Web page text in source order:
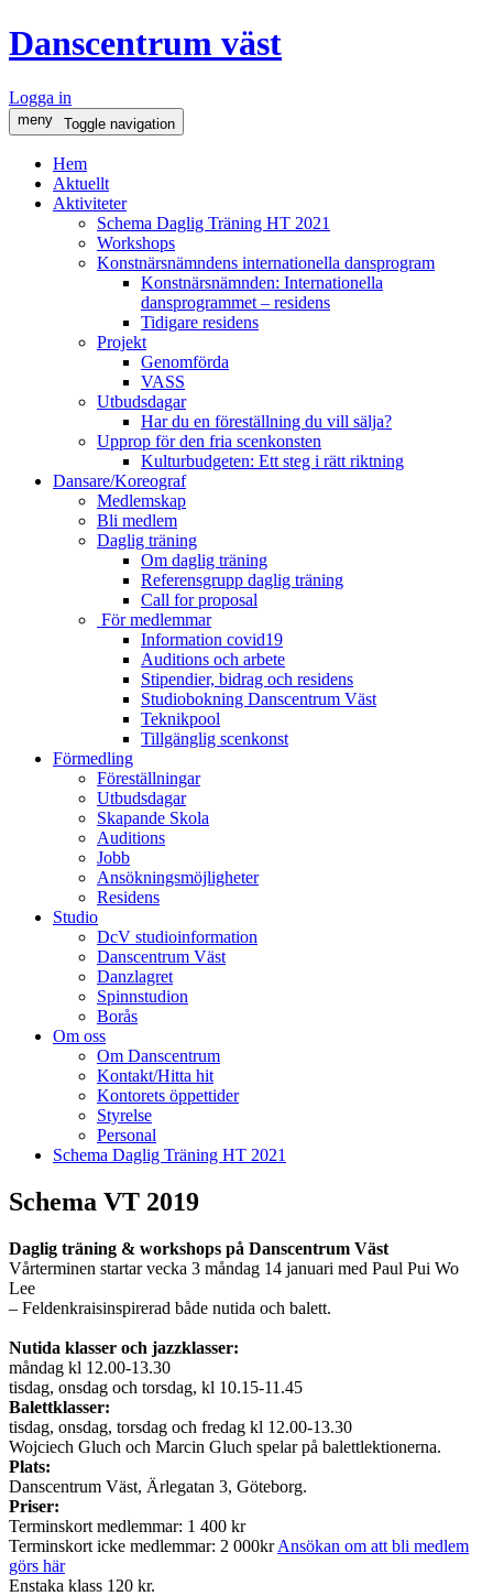
Danscentrum väst
Logga in
meny Toggle navigation
Hem
Aktuellt
Aktiviteter
Schema Daglig Träning HT 2021
Workshops
Konstnärsnämndens internationella dansprogram
Konstnärsnämnden: Internationella
dansprogrammet – residens
Tidigare residens
Projekt
Genomförda
VASS
Utbudsdagar
Har du en föreställning du vill sälja?
Upprop för den fria scenkonsten
Kulturbudgeten: Ett steg i rätt riktning
Dansare/Koreograf
Medlemskap
Bli medlem
Daglig träning
Om daglig träning
Referensgrupp daglig träning
Call for proposal
För medlemmar
Information covid19
Auditions och arbete
Stipendier, bidrag och residens
Studiobokning Danscentrum Väst
Teknikpool
Tillgänglig scenkonst
Förmedling
Föreställningar
Utbudsdagar
Skapande Skola
Auditions
Jobb
Ansökningsmöjligheter
Residens
Studio
DcV studioinformation
Danscentrum Väst
Danzlagret
Spinnstudion
Borås
Om oss
Om Danscentrum
Kontakt/Hitta hit
Kontorets öppettider
Styrelse
Personal
Schema Daglig Träning HT 2021
Schema VT 2019
Daglig träning & workshops på Danscentrum Väst
Vårterminen startar vecka 3 måndag 14 januari med Paul Pui Wo
Lee
– Feldenkraisinspirerad både nutida och balett.
Nutida klasser och jazzklasser:
måndag kl 12.00-13.30
tisdag, onsdag och torsdag, kl 10.15-11.45
Balettklasser:
tisdag, onsdag, torsdag och fredag kl 12.00-13.30
Wojciech Gluch och Marcin Gluch spelar på balettlektionerna.
Plats:
Danscentrum Väst, Ärlegatan 3, Göteborg.
Priser:
Terminskort medlemmar: 1 400 kr
Terminskort icke medlemmar: 2 000krAnsökan om att bli medlem
görs här
Enstaka klass 120 kr.